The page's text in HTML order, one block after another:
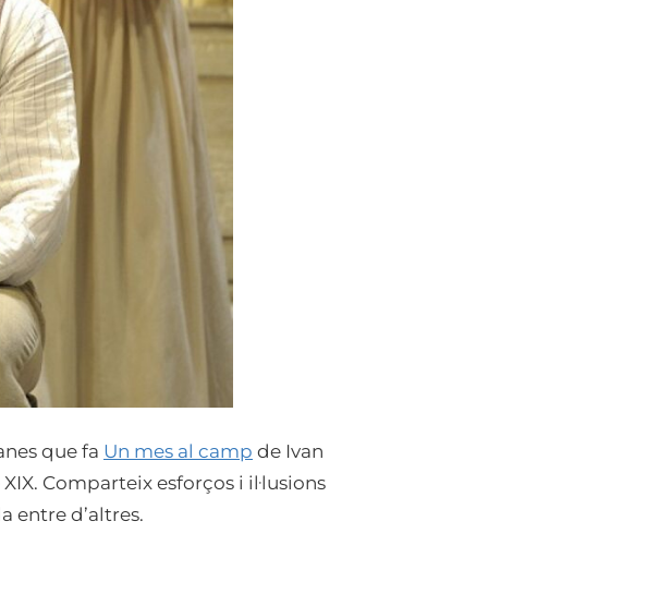
que fa Un mes al camp de Ivan
Comparteix esforços i il·lusions
entre d’altres.